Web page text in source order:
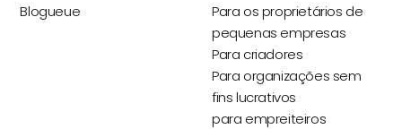
Blogueue
Para os proprietários de
pequenas empresas
Para criadores
Para organizações sem
fins lucrativos
para empreiteiros